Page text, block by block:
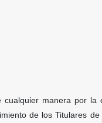
manera por
de los Titulares